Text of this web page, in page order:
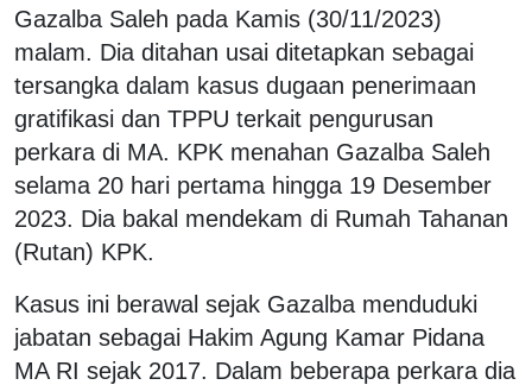
Gazalba Saleh pada Kamis (30/11/2023)
malam. Dia ditahan usai ditetapkan sebagai
tersangka dalam kasus dugaan penerimaan
gratifikasi dan TPPU terkait pengurusan
perkara di MA. KPK menahan Gazalba Saleh
selama 20 hari pertama hingga 19 Desember
2023. Dia bakal mendekam di Rumah Tahanan
(Rutan) KPK.
Kasus ini berawal sejak Gazalba menduduki
jabatan sebagai Hakim Agung Kamar Pidana
MA RI sejak 2017. Dalam beberapa perkara dia